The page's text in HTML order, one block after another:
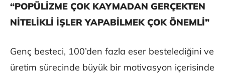
“POPÜLİZME ÇOK KAYMADAN GERÇEKTEN
NİTELİKLİ İŞLER YAPABİLMEK ÇOK ÖNEMLİ”
Genç besteci, 100’den fazla eser bestelediğini ve
üretim sürecinde büyük bir motivasyon içerisinde